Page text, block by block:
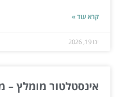
קרא עוד »
ינו 19, 2026
אינסטלטור מומלץ –